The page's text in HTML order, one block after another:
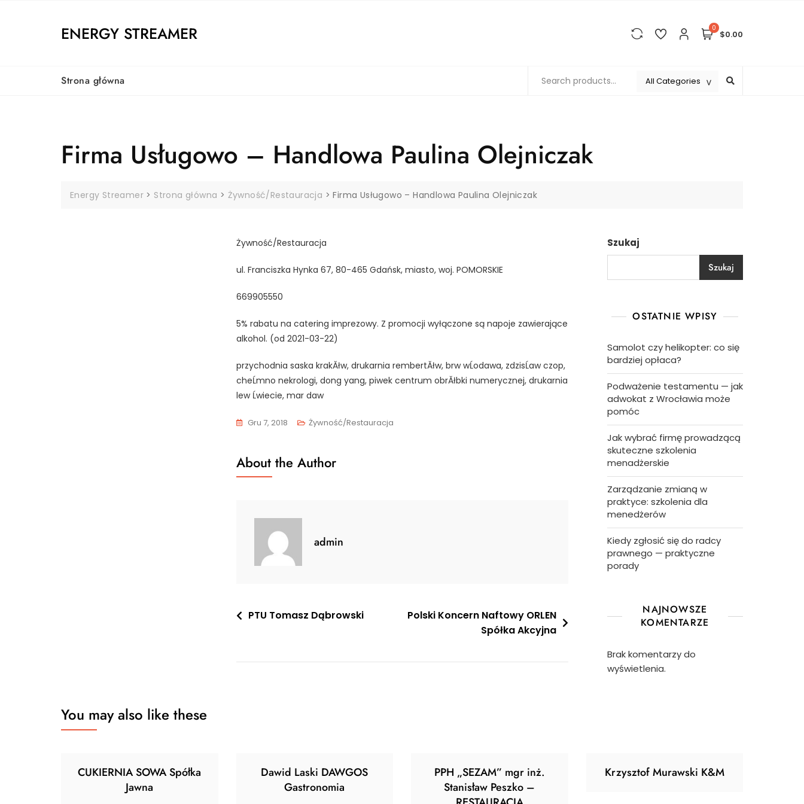
ENERGY STREAMER 0
$0.00
Strona główna
Firma Usługowo – Handlowa Paulina Olejniczak
Energy Streamer > Strona główna > Żywność/Restauracja >Firma Usługowo – Handlowa Paulina Olejniczak
Żywność/Restauracja
ul. Franciszka Hynka 67, 80-465 Gdańsk, miasto, woj. POMORSKIE
669905550
5% rabatu na catering imprezowy. Z promocji wyłączone są napoje zawierające
alkohol. (od 2021-03-22)
przychodnia saska krakĂłw, drukarnia rembertĂłw, brw wĹodawa, zdzisĹaw czop,
cheĹmno nekrologi, dong yang, piwek centrum obrĂłbki numerycznej, drukarnia
lew Ĺwiecie, mar daw
Gru 7, 2018 Żywność/Restauracja
About the Author
admin
Nawigacja
PTU Tomasz Dąbrowski
Polski Koncern Naftowy ORLEN
Spółka Akcyjna
Szukaj
Szukaj
OSTATNIE WPISY
Samolot czy helikopter: co się
bardziej opłaca?
Podważenie testamentu — jak
adwokat z Wrocławia może
pomóc
Jak wybrać firmę prowadzącą
skuteczne szkolenia
menadżerskie
Zarządzanie zmianą w
praktyce: szkolenia dla
menedżerów
Kiedy zgłosić się do radcy
prawnego — praktyczne
porady
NAJNOWSZE
KOMENTARZE
Brak komentarzy do
wyświetlenia.
You may also like these
CUKIERNIA SOWA Spółka
Jawna
Dawid Laski DAWGOS
Gastronomia
PPH „SEZAM” mgr inż.
Stanisław Peszko –
Krzysztof Murawski K&M